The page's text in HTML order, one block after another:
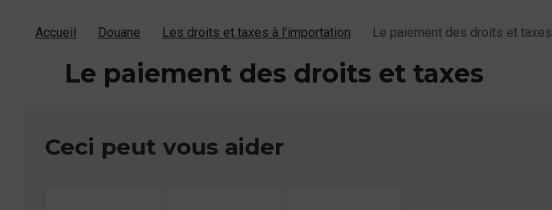
Accueil Douane Les droits et taxes à l'importation Le paiement des droits et taxes
Le paiement des droits et taxes
Ceci peut vous aider